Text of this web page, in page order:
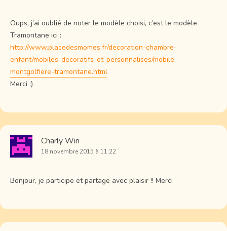
Oups, j’ai oublié de noter le modèle choisi, c’est le modèle
Tramontane ici :
http://www.placedesmomes.fr/decoration-chambre-
enfant/mobiles-decoratifs-et-personnalises/mobile-
montgolfiere-tramontane.html
Merci :)
Charly Win
18 novembre 2015 à 11:22
Bonjour, je participe et partage avec plaisir !! Merci